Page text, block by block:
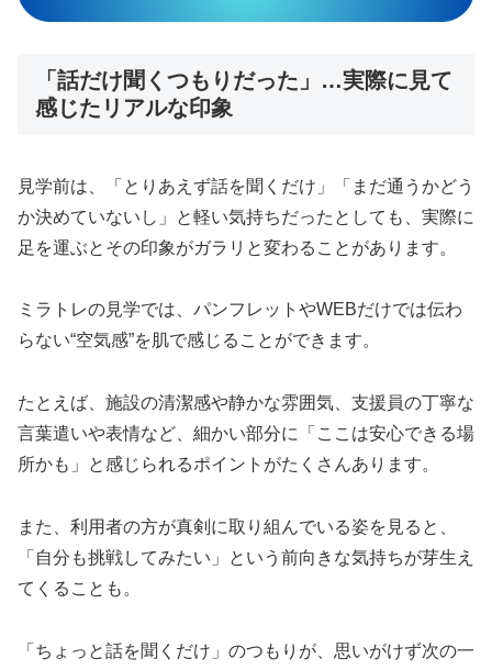
「話だけ聞くつもりだった」…実際に見て
感じたリアルな印象
見学前は、「とりあえず話を聞くだけ」「まだ通うかどう
か決めていないし」と軽い気持ちだったとしても、実際に
足を運ぶとその印象がガラリと変わることがあります。
ミラトレの見学では、パンフレットやWEBだけでは伝わ
らない“空気感”を肌で感じることができます。
たとえば、施設の清潔感や静かな雰囲気、支援員の丁寧な
言葉遣いや表情など、細かい部分に「ここは安心できる場
所かも」と感じられるポイントがたくさんあります。
また、利用者の方が真剣に取り組んでいる姿を見ると、
「自分も挑戦してみたい」という前向きな気持ちが芽生え
てくることも。
「ちょっと話を聞くだけ」のつもりが、思いがけず次の一